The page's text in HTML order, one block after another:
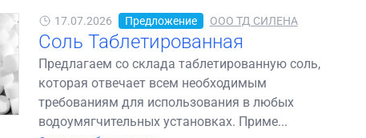
17.07.2026 Предложение ООО ТД СИЛЕНА
Соль Таблетированная
Предлагаем со склада таблетированную соль,
которая отвечает всем необходимым
требованиям для использования в любых
водоумягчительных установках. Приме...